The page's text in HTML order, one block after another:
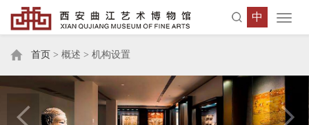
中
首页 > 概述 > 机构设置